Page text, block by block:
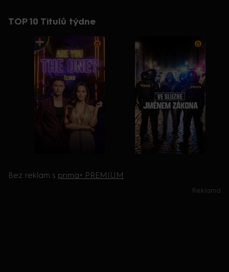
TOP 10 Titulů týdne
Bez reklam s prima+ PREMIUM
Reklama